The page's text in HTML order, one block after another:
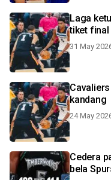
Laga
tiket final
31 May
kandang
24 May
Cedera paksa
bela